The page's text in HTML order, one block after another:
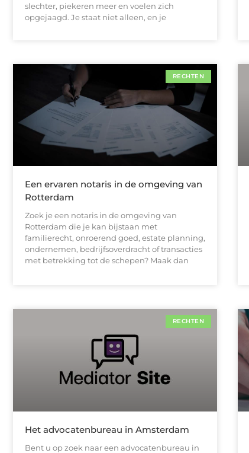
slechter, piekeren meer en voelen zich
opgejaagd. Je staat niet alleen, en je
RECHTEN
Een ervaren notaris in de omgeving van
Rotterdam
Zoek je een notaris in de omgeving van
Rotterdam die je kan bijstaan met
familierecht, onroerend goed, estate planning,
ondernemen, bedrijfsoverdracht of transacties
met betrekking tot de schepen? Maak dan
RECHTEN
Het advocatenbureau in Amsterdam
Bent u op zoek naar een advocatenbureau in